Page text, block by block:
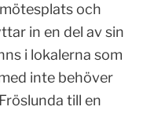
och
in en del av sin
i lokalerna som
inte behöver
till en